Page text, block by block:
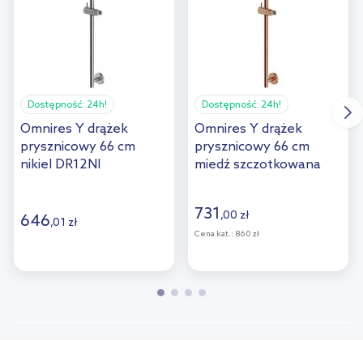
Dostępność: 24h!
Omnires Y drążek
prysznicowy 66 cm
nikiel DR12NI
646,01 zł
Dostępność: 24h!
Omnires Y drążek
prysznicowy 66 cm
miedź szczotkowana
731 ,00 zł
Cena kat.: 860 zł